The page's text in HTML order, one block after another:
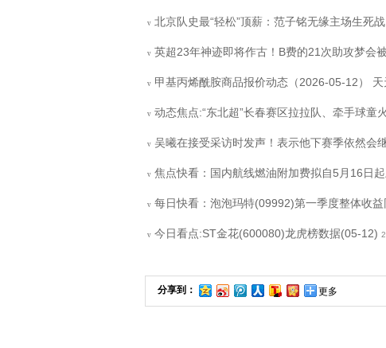
v 北京队史最“轻松”顶薪：范子铭无缘主场生死
v 英超23年神迹即将作古！B费的21次助攻梦会
v 甲基丙烯酰胺商品报价动态（2026-05-12） 天
v 动态焦点:“东北超”长春赛区拉拉队、牵手球童
v 吴曦在接受采访时发声！表示他下赛季依然会
v 焦点快看：国内航线燃油附加费拟自5月16日
v 每日快看：泡泡玛特(09992)第一季度整体收
v 今日看点:ST金花(600080)龙虎榜数据(05-12)
分享到： 更多